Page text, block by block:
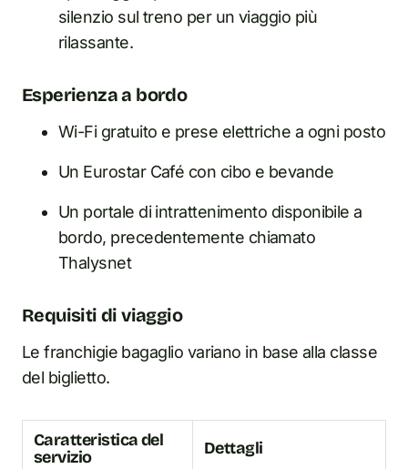
silenzio sul treno per un viaggio più
rilassante.
Esperienza a bordo
Wi-Fi gratuito e prese elettriche a ogni posto
Un Eurostar Café con cibo e bevande
Un portale di intrattenimento disponibile a
bordo, precedentemente chiamato
Thalysnet
Requisiti di viaggio
Le franchigie bagaglio variano in base alla classe
del biglietto.
Caratteristica del
servizio
Dettagli